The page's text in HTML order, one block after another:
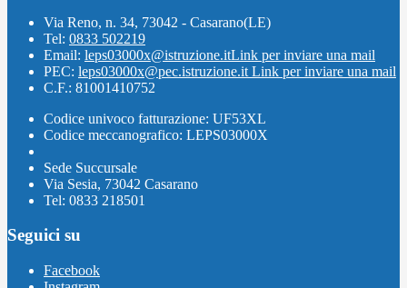
Via Reno, n. 34, 73042 - Casarano(LE)
Tel: 0833 502219
Email: leps03000x@istruzione.itLink per inviare una mail
PEC: leps03000x@pec.istruzione.it Link per inviare una mail
C.F.: 81001410752
Codice univoco fatturazione: UF53XL
Codice meccanografico: LEPS03000X
Sede Succursale
Via Sesia, 73042 Casarano
Tel: 0833 218501
Seguici su
Facebook